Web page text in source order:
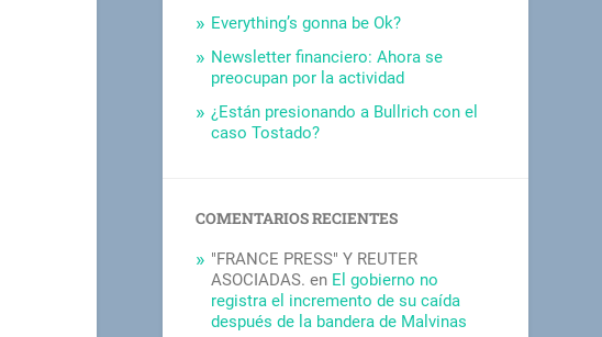
Everything’s gonna be Ok?
Newsletter financiero: Ahora se
preocupan por la actividad
¿Están presionando a Bullrich con el
caso Tostado?
COMENTARIOS RECIENTES
"FRANCE PRESS" Y REUTER
ASOCIADAS. en El gobierno no
registra el incremento de su caída
después de la bandera de Malvinas